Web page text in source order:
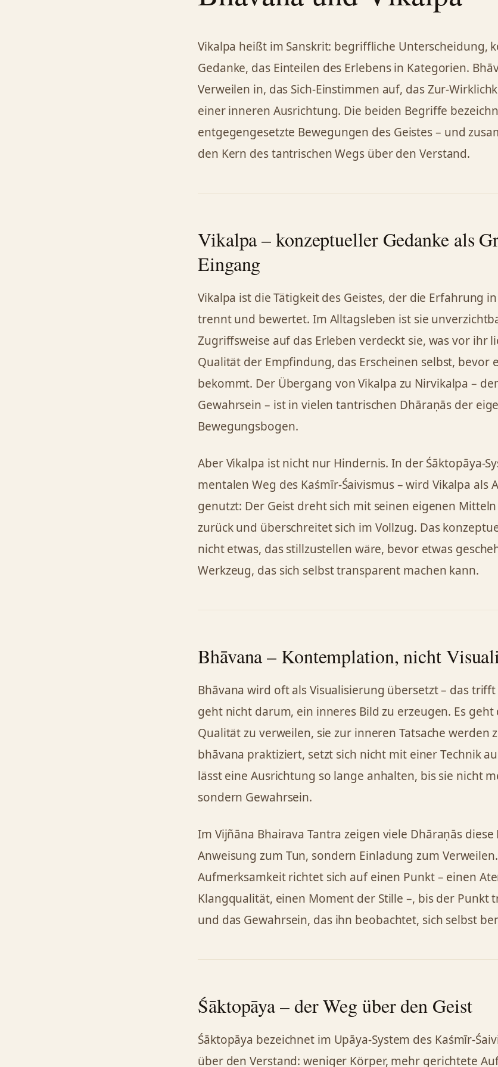
Vikalpa heißt im Sanskrit: begriffliche Unterscheidung,
Gedanke, das Einteilen des Erlebens in Kategorien.
Verweilen in, das Sich-Einstimmen auf, das Zur-
einer inneren Ausrichtung. Die beiden Begriffe
entgegengesetzte Bewegungen des Geistes – und
den Kern des tantrischen Wegs über den Verstand.
Vikalpa – konzeptueller Gedanke als
Eingang
Vikalpa ist die Tätigkeit des Geistes, der die Erfahrung
trennt und bewertet. Im Alltagsleben ist sie
Zugriffsweise auf das Erleben verdeckt sie, was vor ihr
Qualität der Empfindung, das Erscheinen selbst, bevor
bekommt. Der Übergang von Vikalpa zu Nirvikalpa –
Gewahrsein – ist in vielen tantrischen Dhāraṇās der
Bewegungsbogen.
Aber Vikalpa ist nicht nur Hindernis. In der Śāktopāya-
mentalen Weg des Kaśmīr-Śaivismus – wird Vikalpa als
genutzt: Der Geist dreht sich mit seinen eigenen
zurück und überschreitet sich im Vollzug. Das
nicht etwas, das stillzustellen wäre, bevor etwas
Werkzeug, das sich selbst transparent machen kann.
Bhāvana – Kontemplation, nicht
Bhāvana wird oft als Visualisierung übersetzt – das
geht nicht darum, ein inneres Bild zu erzeugen. Es
Qualität zu verweilen, sie zur inneren Tatsache werden
bhāvana praktiziert, setzt sich nicht mit einer Technik
lässt eine Ausrichtung so lange anhalten, bis sie nicht
sondern Gewahrsein.
Im Vijñāna Bhairava Tantra zeigen viele Dhāraṇās
Anweisung zum Tun, sondern Einladung zum
Aufmerksamkeit richtet sich auf einen Punkt – einen
Klangqualität, einen Moment der Stille –, bis der Punkt
und das Gewahrsein, das ihn beobachtet, sich selbst
Śāktopāya – der Weg über den Geist
Śāktopāya bezeichnet im Upāya-System des Kaśmīr-
über den Verstand: weniger Körper, mehr gerichtete